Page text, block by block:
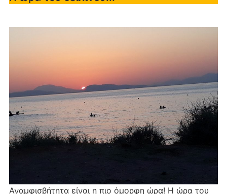
Αναμφισβήτητα είναι η πιο όμορφη ώρα! Η ώρα του